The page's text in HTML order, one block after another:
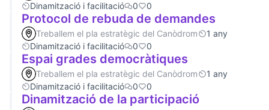
Dinamització i facilitació
0 0
Protocol de rebuda de demandes
Treballem el pla estratègic del Canòdrom
1 any
Dinamització i facilitació
0 0
Espai grades democràtiques
Treballem el pla estratègic del Canòdrom
1 any
Dinamització i facilitació
0 0
Dinamització de la participació